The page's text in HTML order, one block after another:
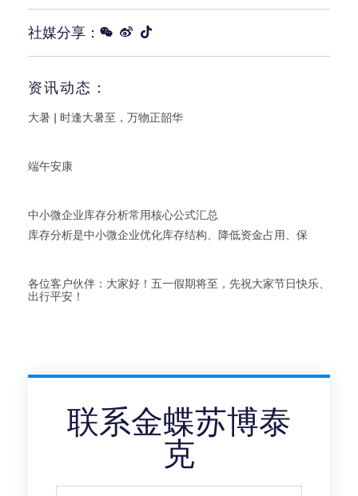
社媒分享：
资讯动态：
大暑 | 时逢大暑至，万物正韶华
端午安康
中小微企业库存分析常用核心公式汇总
库存分析是中小微企业优化库存结构、降低资金占用、保
各位客户伙伴：大家好！五一假期将至，先祝大家节日快乐、
出行平安！
联系金蝶苏博泰
克